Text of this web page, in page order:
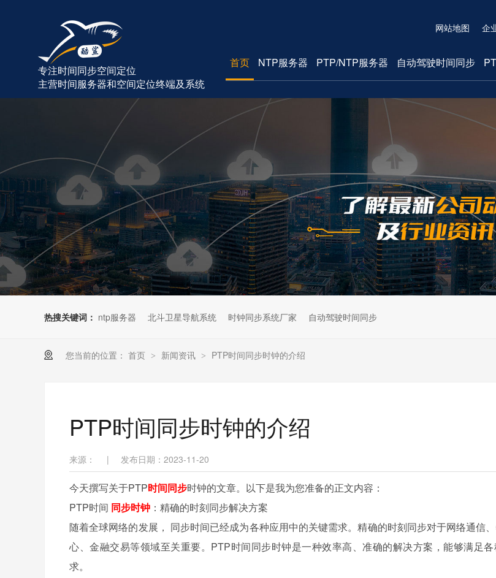
专注时间同步空间定位
主营时间服务器和空间定位终端及系统
网站地图 企
首页 NTP服务器 PTP/NTP服务器 自动驾驶时间同步
热搜关键词： ntp服务器 北斗卫星导航系统 时钟同步系统厂家 自动驾驶时间同步
您当前的位置： 首页 > 新闻资讯 > PTP时间同步时钟的介绍
PTP时间同步时钟的介绍
来源： | 发布日期：2023-11-20
今天撰写关于PTP时间同步时钟的文章。以下是我为您准备的正文内容：
PTP时间 同步时钟 ：精确的时刻同步解决方案
随着全球网络的发展， 同步时间已经成为各种应用中的关键需求。精确的时刻同步对于网络通信
心、金融交易等领域至关重要。PTP时间同步时钟是一种效率高、准确的解决方案，能够满足
求。